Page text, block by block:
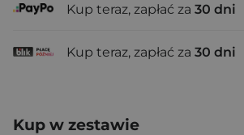
Kup teraz, zapłać za 30 dni
Kup teraz, zapłać za 30 dni
Kup w zestawie